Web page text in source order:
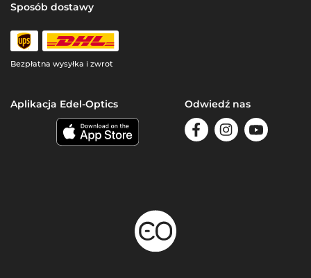
Sposób dostawy
Bezpłatna wysyłka i zwrot
Aplikacja Edel-Optics Odwiedź nas